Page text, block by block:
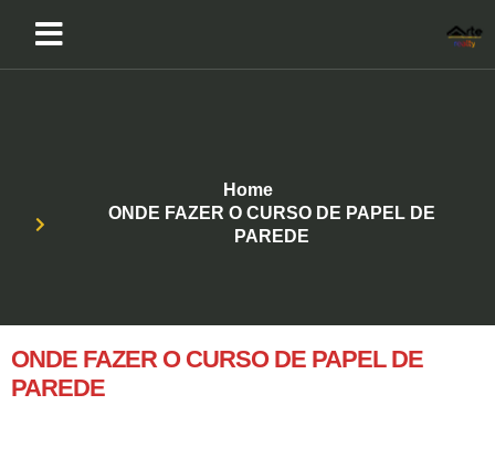
Home
ONDE FAZER O CURSO DE PAPEL DE
PAREDE
ONDE FAZER O CURSO DE PAPEL DE
PAREDE